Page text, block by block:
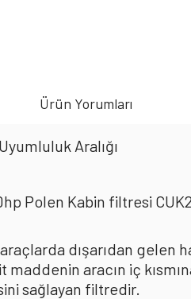
Ürün Yorumları
Aralığı
Polen Kabin filtresi
dışarıdan gelen
maddenin aracın iç
sağlayan filtredir.